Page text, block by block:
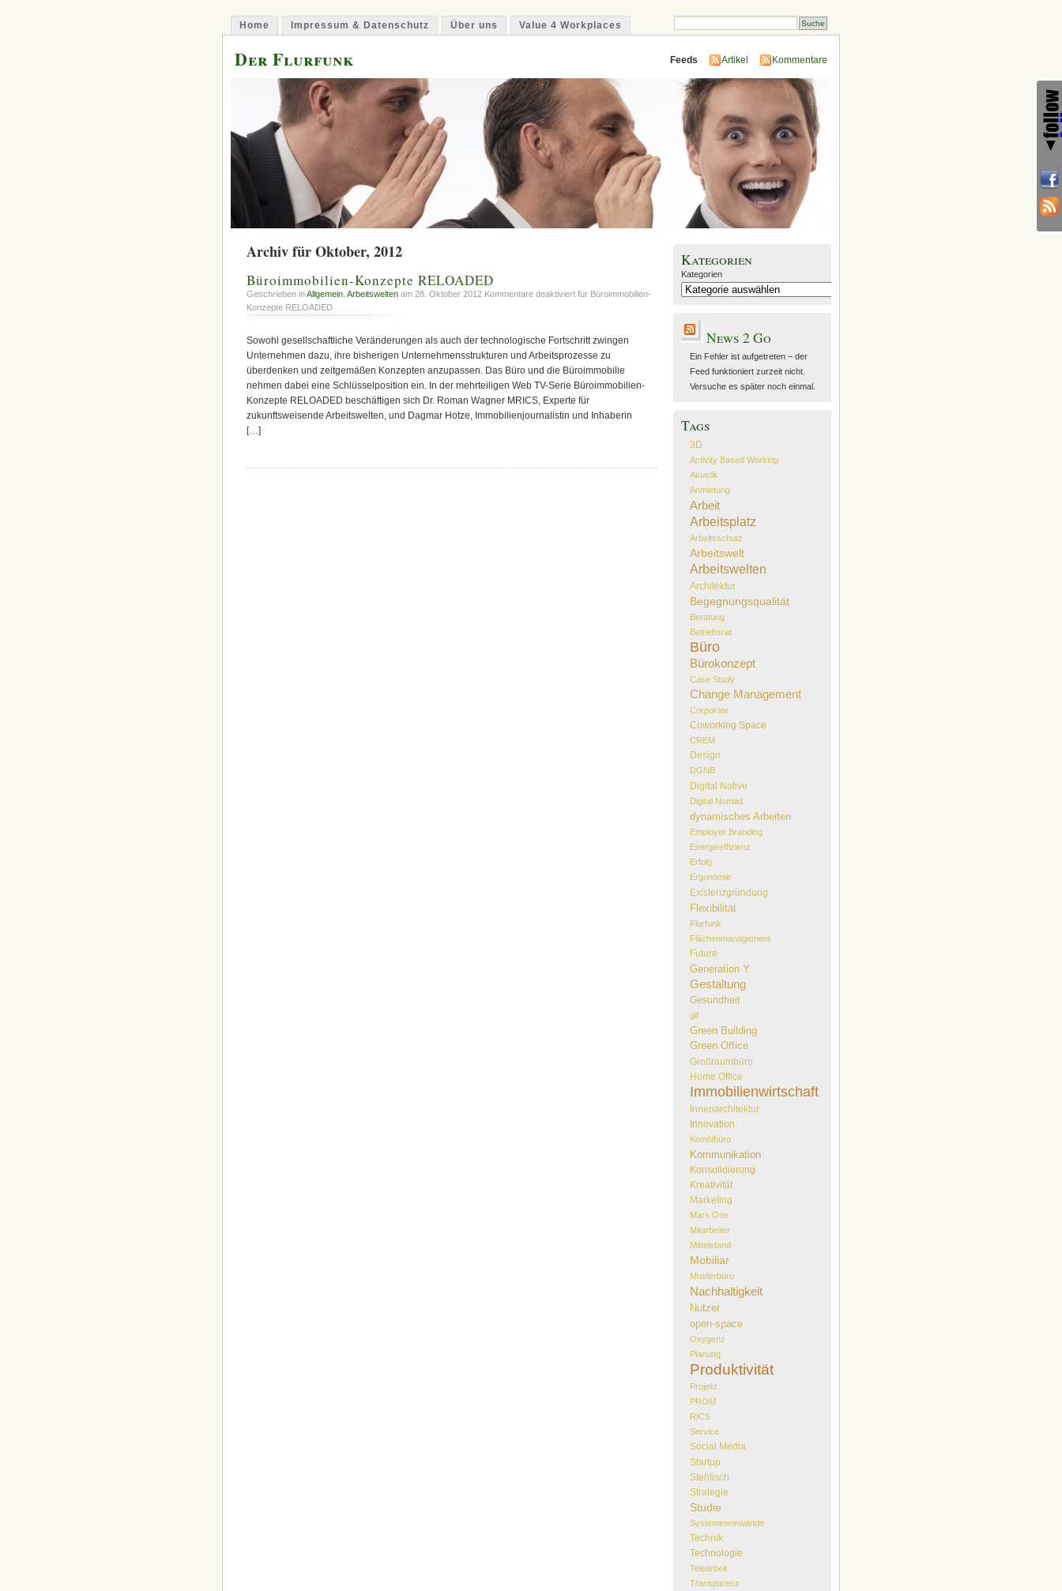
Home Impressum & Datenschutz Über uns Value 4 Workplaces
Der Flurfunk Feeds Artikel Kommentare
Archiv für Oktober, 2012
Büroimmobilien-Konzepte RELOADED
Geschrieben inAllgemein Arbeitswelten am 28. Oktober 2012 Kommentare deaktiviert für Büroimmobilien-
Konzepte RELOADED
Sowohl gesellschaftliche Veränderungen als auch der technologische Fortschritt zwingen
Unternehmen dazu, ihre bisherigen Unternehmensstrukturen und Arbeitsprozesse zu
überdenken und zeitgemäßen Konzepten anzupassen. Das Büro und die Büroimmobilie
nehmen dabei eine Schlüsselposition ein. In der mehrteiligen Web TV-Serie Büroimmobilien-
Konzepte RELOADED beschäftigen sich Dr. Roman Wagner MRICS, Experte für
zukunftsweisende Arbeitswelten, und Dagmar Hotze, Immobilienjournalistin und Inhaberin
[…]
Kategorien
Kategorien
News 2 Go
Ein Fehler ist aufgetreten – der
Feed funktioniert zurzeit nicht.
Versuche es später noch einmal.
Tags
3D
Activity Based Working
Akustik
Anmietung
Arbeit
Arbeitsplatz
Arbeitsschutz
Arbeitswelt
Arbeitswelten
Architektur
Begegnungsqualität
Beratung
Betriebsrat
Büro
Bürokonzept
Case Study
Change Management
Corporate
Coworking Space
CREM
Design
DGNB
Digital Native
Digital Nomad
dynamisches Arbeiten
Employer Branding
Energieeffizienz
Erfolg
Ergonomie
Existenzgründung
Flexibilität
Flurfunk
Flächenmanagement
Future
Generation Y
Gestaltung
Gesundheit
gif
Green Building
Green Office
Großraumbüro
Home Office
Immobilienwirtschaft
Innenarchitektur
Innovation
Kombibüro
Kommunikation
Konsolidierung
Kreativität
Marketing
Mars One
Mitarbeiter
Mittelstand
Mobiliar
Musterbüro
Nachhaltigkeit
Nutzer
open-space
Oxygenz
Planung
Produktivität
Projekt
PROM
RICS
Service
Social Media
Startup
Stehtisch
Strategie
Studie
Systemtrennwände
Technik
Technologie
Telearbeit
Transparenz